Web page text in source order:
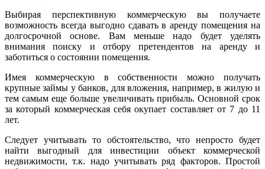
Выбирая перспективную коммерческую вы получаете
возможность всегда выгодно сдавать в аренду помещения на
долгосрочной основе. Вам меньше надо будет уделять
внимания поиску и отбору претендентов на аренду и
заботиться о состоянии помещения.
Имея коммерческую в собственности можно получать
крупные займы у банков, для вложения, например, в жилую и
тем самым еще больше увеличивать прибыль. Основной срок
за который коммерческая себя окупает составляет от 7 до 11
лет.
Следует учитывать то обстоятельство, что непросто будет
найти выгодный для инвестиции объект коммерческой
недвижимости, т.к. надо учитывать ряд факторов. Простой